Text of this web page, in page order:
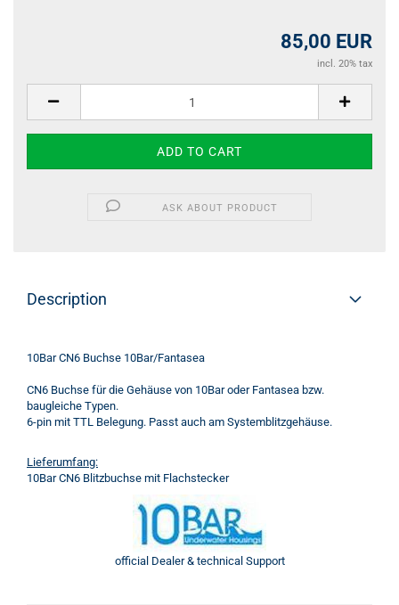
85,00 EUR
incl. 20% tax
ASK ABOUT PRODUCT
Description
10Bar CN6 Buchse 10Bar/Fantasea
CN6 Buchse für die Gehäuse von 10Bar oder Fantasea bzw.
baugleiche Typen.
6-pin mit TTL Belegung. Passt auch am Systemblitzgehäuse.
Lieferumfang:
10Bar CN6 Blitzbuchse mit Flachstecker
official Dealer & technical Support